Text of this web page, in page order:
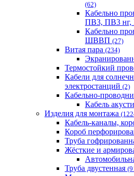
(62)
Кабельно
ПВ3, ПВ3 нг,
Кабельно
ШВВП (27)
Витая пара (234)
Термостойкий
Кабели для
электростанций (2)
Кабельно-
Кабель
Изделия для монтажа
Кабель-каналы,
Короб
Труба
Жёсткие и
Труба двустенная